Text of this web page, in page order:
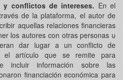
y conflictos de intereses.En el
de la plataforma, el autor de
aquellas relaciones financieras
los autores con otras personas u
dar lugar a un conflicto de
el artículo que se remite para
incluir información sobre las
financiación económica para